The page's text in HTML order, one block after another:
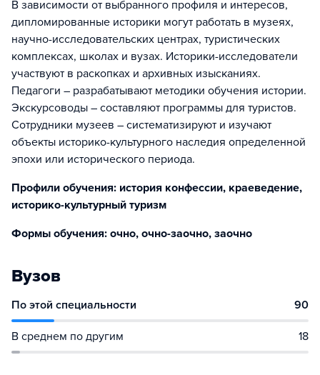
В зависимости от выбранного профиля и интересов,
дипломированные историки могут работать в музеях,
научно-исследовательских центрах, туристических
комплексах, школах и вузах. Историки-исследователи
участвуют в раскопках и архивных изысканиях.
Педагоги – разрабатывают методики обучения истории.
Экскурсоводы – составляют программы для туристов.
Сотрудники музеев – систематизируют и изучают
объекты историко-культурного наследия определенной
эпохи или исторического периода.
Профили обучения: история конфессии, краеведение,
историко-культурный туризм
Формы обучения: очно, очно-заочно, заочно
Вузов
По этой специальности 90
В среднем по другим 18